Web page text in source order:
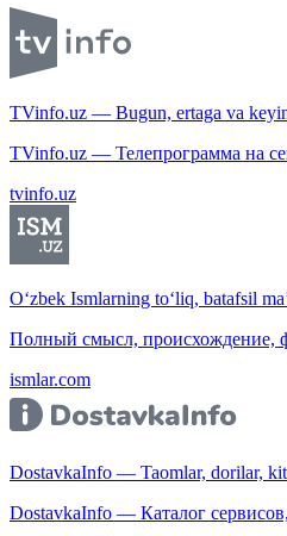
TVinfo.uz — Bugun, ertaga va
TVinfo.uz — Телепрограмма на
tvinfo.uz
O‘zbek Ismlarning to‘liq, batafsil
Полный смысл, происхождение,
ismlar.com
DostavkaInfo — Taomlar, dorilar,
DostavkaInfo — Каталог